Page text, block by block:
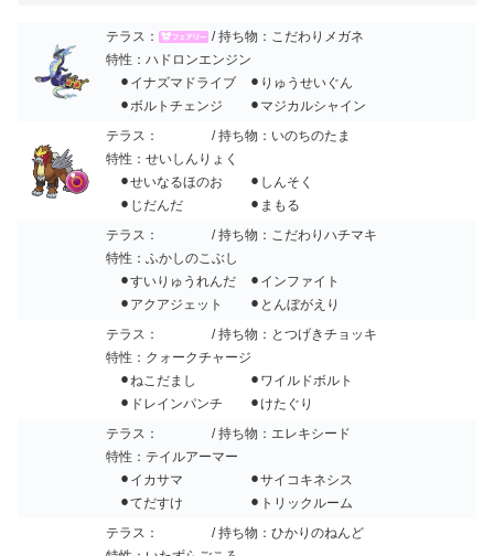
テラス：
/ 持ち物：こだわりメガネ
特性：ハドロンエンジン
⚫︎イナズマドライブ ⚫︎りゅうせいぐん
⚫︎ボルトチェンジ ⚫︎マジカルシャイン
テラス：
/ 持ち物：いのちのたま
特性：せいしんりょく
⚫︎せいなるほのお ⚫︎しんそく
⚫︎じだんだ ⚫︎まもる
テラス：
/ 持ち物：こだわりハチマキ
特性：ふかしのこぶし
⚫︎すいりゅうれんだ ⚫︎インファイト
⚫︎アクアジェット ⚫︎とんぼがえり
テラス：
/ 持ち物：とつげきチョッキ
特性：クォークチャージ
⚫︎ねこだまし ⚫︎ワイルドボルト
⚫︎ドレインパンチ ⚫︎けたぐり
テラス：
/ 持ち物：エレキシード
特性：テイルアーマー
⚫︎イカサマ ⚫︎サイコキネシス
⚫︎てだすけ ⚫︎トリックルーム
テラス：
/ 持ち物：ひかりのねんど